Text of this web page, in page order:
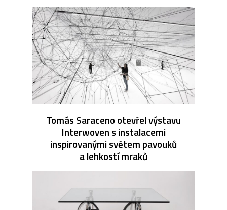
Tomás Saraceno otevřel výstavu
Interwoven s instalacemi
inspirovanými světem pavouků
a lehkostí mraků